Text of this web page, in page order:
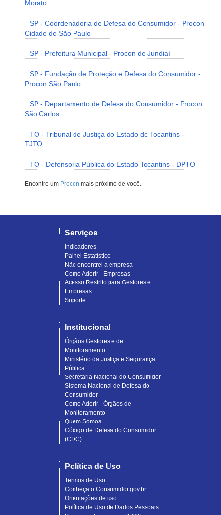
Morato
SP - Coordenadoria de Defesa do Consumidor - Procon
Cidade de São Paulo
SP - Prefeitura Municipal - Procon de Jundiaí
SP - Fundação de Proteção e Defesa do Consumidor -
Procon São Paulo
SP - Departamento de Defesa do Consumidor - Procon
São Carlos
TO - Tribunal de Justiça do Estado de Tocantins -
TJTO
TO - Defensoria Pública do Estado Tocantins - DPTO
Encontre um Procon mais próximo de você.
Serviços
Indicadores
Painel Estatístico
Não encontrei a empresa
Como Aderir - Empresas
Acesso Restrito para Gestores e
Empresas
Suporte
Institucional
Órgãos Gestores e de
Monitoramento
Ministério da Justiça e Segurança
Pública
Secretaria Nacional do Consumidor
Sistema Nacional de Defesa do
Consumidor
Como Aderir - Órgãos de
Monitoramento
Quem Somos
Código de Defesa do Consumidor
(CDC)
Política de Uso
Termos de Uso
Conheça o Consumidor.gov.br
Orientações de uso
Política de Uso de Dados Pessoais